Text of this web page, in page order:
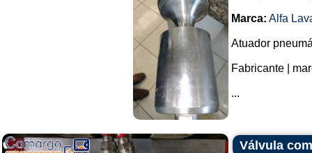
Marca: Alfa
Atuador
Fabricante |
...
Válvula